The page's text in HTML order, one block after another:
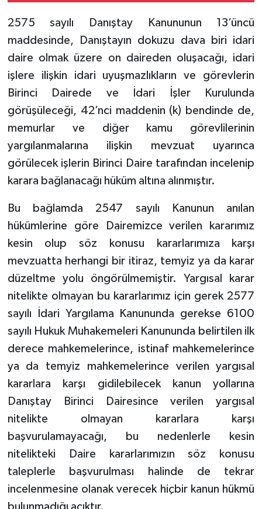
2575 sayılı Danıştay Kanununun 13’üncü
maddesinde, Danıştayın dokuzu dava biri idari
daire olmak üzere on daireden oluşacağı, idari
işlere ilişkin idari uyuşmazlıkların ve görevlerin
Birinci Dairede ve İdari İşler Kurulunda
görüşüleceği, 42’nci maddenin (k) bendinde de,
memurlar ve diğer kamu görevlilerinin
yargılanmalarına ilişkin mevzuat uyarınca
görülecek işlerin Birinci Daire tarafından incelenip
karara bağlanacağı hüküm altına alınmıştır.
Bu bağlamda 2547 sayılı Kanunun anılan
hükümlerine göre Dairemizce verilen kararımız
kesin olup söz konusu kararlarımıza karşı
mevzuatta herhangi bir itiraz, temyiz ya da karar
düzeltme yolu öngörülmemiştir. Yargısal karar
nitelikte olmayan bu kararlarımız için gerek 2577
sayılı İdari Yargılama Kanununda gerekse 6100
sayılı Hukuk Muhakemeleri Kanununda belirtilen ilk
derece mahkemelerince, istinaf mahkemelerince
ya da temyiz mahkemelerince verilen yargısal
kararlara karşı gidilebilecek kanun yollarına
Danıştay Birinci Dairesince verilen yargısal
nitelikte olmayan kararlara karşı
başvurulamayacağı, bu nedenlerle kesin
nitelikteki Daire kararlarımızın söz konusu
taleplerle başvurulması halinde de tekrar
incelenmesine olanak verecek hiçbir kanun hükmü